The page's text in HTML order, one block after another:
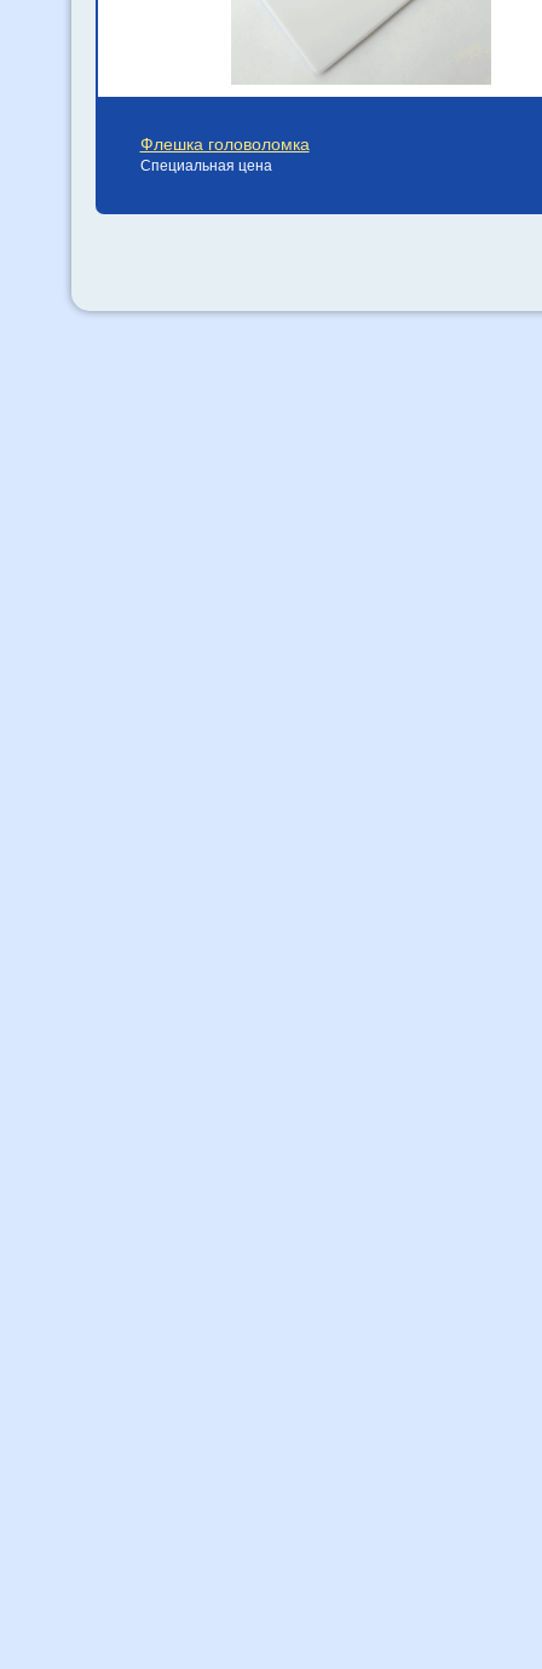
Флешка головоломка
Специальная цена